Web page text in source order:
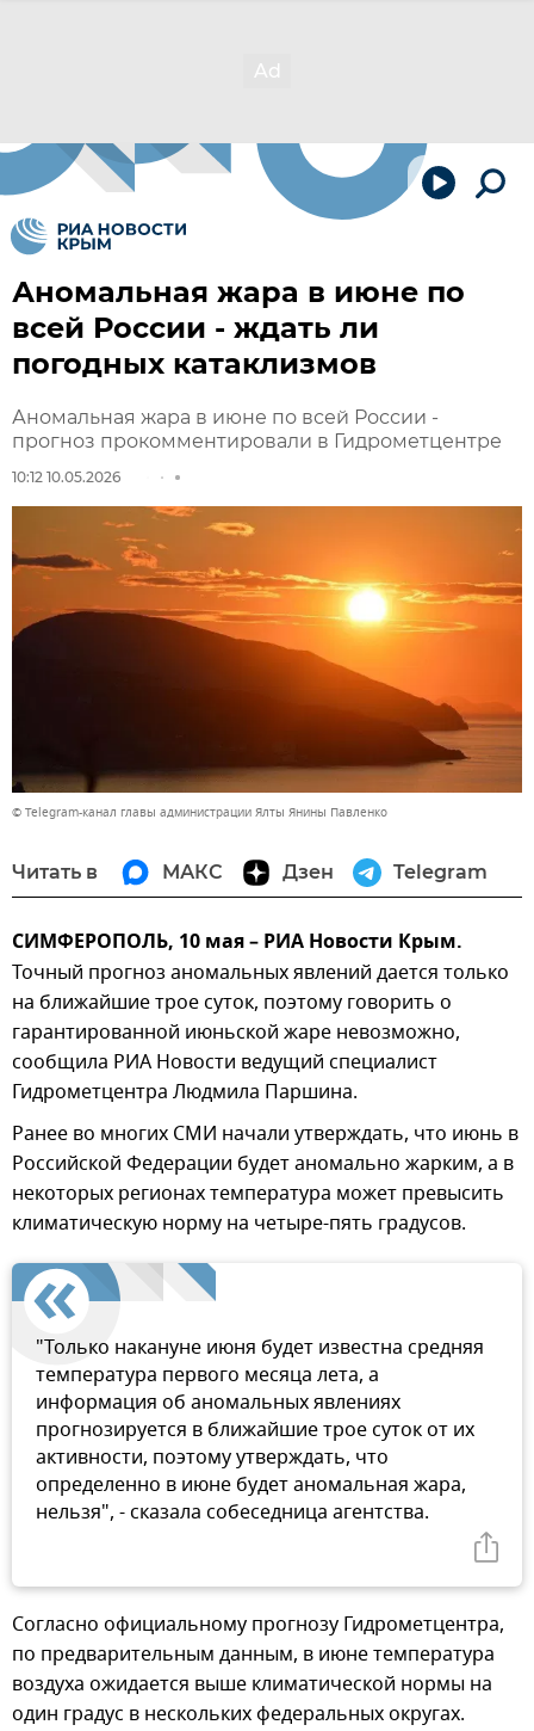
Аномальная жара в июне по
всей России - ждать ли
погодных катаклизмов
Аномальная жара в июне по всей России -
прогноз прокомментировали в Гидрометцентре
10:12 10.05.2026
© Telegram-канал главы администрации Ялты Янины Павленко
Читать в МАКС Дзен Telegram
СИМФЕРОПОЛЬ, 10 мая – РИА Новости Крым.
Точный прогноз аномальных явлений дается только
на ближайшие трое суток, поэтому говорить о
гарантированной июньской жаре невозможно,
сообщила РИА Новости ведущий специалист
Гидрометцентра Людмила Паршина.
Ранее во многих СМИ начали утверждать, что июнь в
Российской Федерации будет аномально жарким, а в
некоторых регионах температура может превысить
климатическую норму на четыре-пять градусов.
"Только накануне июня будет известна средняя
температура первого месяца лета, а
информация об аномальных явлениях
прогнозируется в ближайшие трое суток от их
активности, поэтому утверждать, что
определенно в июне будет аномальная жара,
нельзя", - сказала собеседница агентства.
Согласно официальному прогнозу Гидрометцентра,
по предварительным данным, в июне температура
воздуха ожидается выше климатической нормы на
один градус в нескольких федеральных округах.